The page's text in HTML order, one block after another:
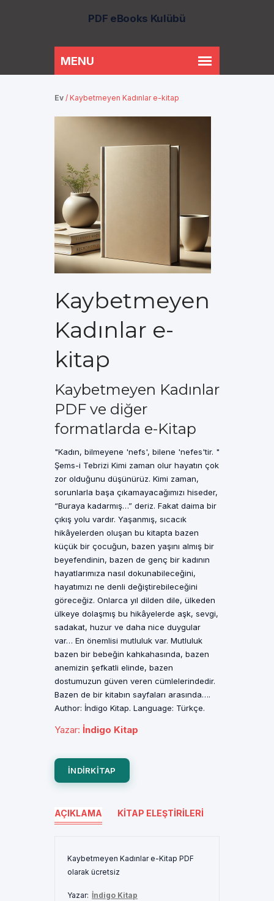
PDF eBooks Kulübü
Ev / Kaybetmeyen Kadınlar e-kitap
Kaybetmeyen
Kadınlar e-
kitap
Kaybetmeyen Kadınlar
PDF ve diğer
formatlarda e-Kitap
"Kadın, bilmeyene 'nefs', bilene 'nefes'tir. "
Şems-i Tebrizi Kimi zaman olur hayatın çok
zor olduğunu düşünürüz. Kimi zaman,
sorunlarla başa çıkamayacağımızı hiseder,
“Buraya kadarmış…” deriz. Fakat daima bir
çıkış yolu vardır. Yaşanmış, sıcacık
hikâyelerden oluşan bu kitapta bazen
küçük bir çocuğun, bazen yaşını almış bir
beyefendinin, bazen de genç bir kadının
hayatlarımıza nasıl dokunabileceğini,
hayatımızı ne denli değiştirebileceğini
göreceğiz. Onlarca yıl dilden dile, ülkeden
ülkeye dolaşmış bu hikâyelerde aşk, sevgi,
sadakat, huzur ve daha nice duygular
var… En önemlisi mutluluk var. Mutluluk
bazen bir bebeğin kahkahasında, bazen
anemizin şefkatli elinde, bazen
dostumuzun güven veren cümlelerindedir.
Bazen de bir kitabın sayfaları arasında….
Author: İndigo Kitap. Language: Türkçe.
Yazar: İndigo Kitap
INDIRKITAP
AÇIKLAMA KITAP ELEŞTIRILERI
Kaybetmeyen Kadınlar e-Kitap PDF
olarak ücretsiz
Yazar: İndigo Kitap